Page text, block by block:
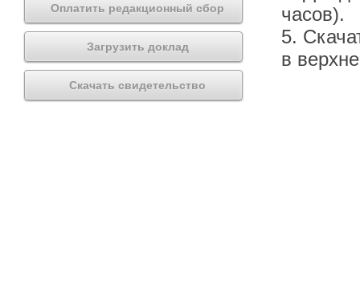
Оплатить редакционный сбор
Загрузить доклад
Скачать свидетельство
часов).
5.
в